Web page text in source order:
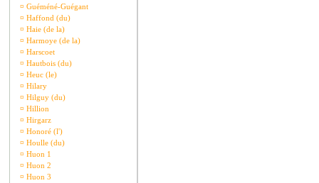
¤ Guéméné-Guégant
¤ Haffond (du)
¤ Haie (de la)
¤ Harmoye (de la)
¤ Harscoet
¤ Hautbois (du)
¤ Heuc (le)
¤ Hilary
¤ Hilguy (du)
¤ Hillion
¤ Hirgarz
¤ Honoré (l')
¤ Houlle (du)
¤ Huon 1
¤ Huon 2
¤ Huon 3